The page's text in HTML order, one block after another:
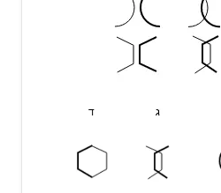
השיער החום יש עיניים כחולות
הכחולות הם גם בעלי
הם 5% מ-20.